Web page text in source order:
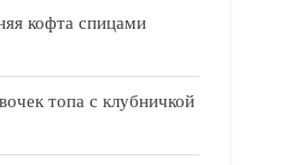
кофта спицами
топа с клубничкой